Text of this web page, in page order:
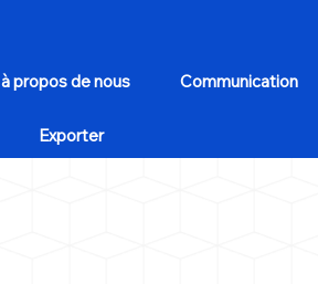
à propos de nous Communication
Exporter